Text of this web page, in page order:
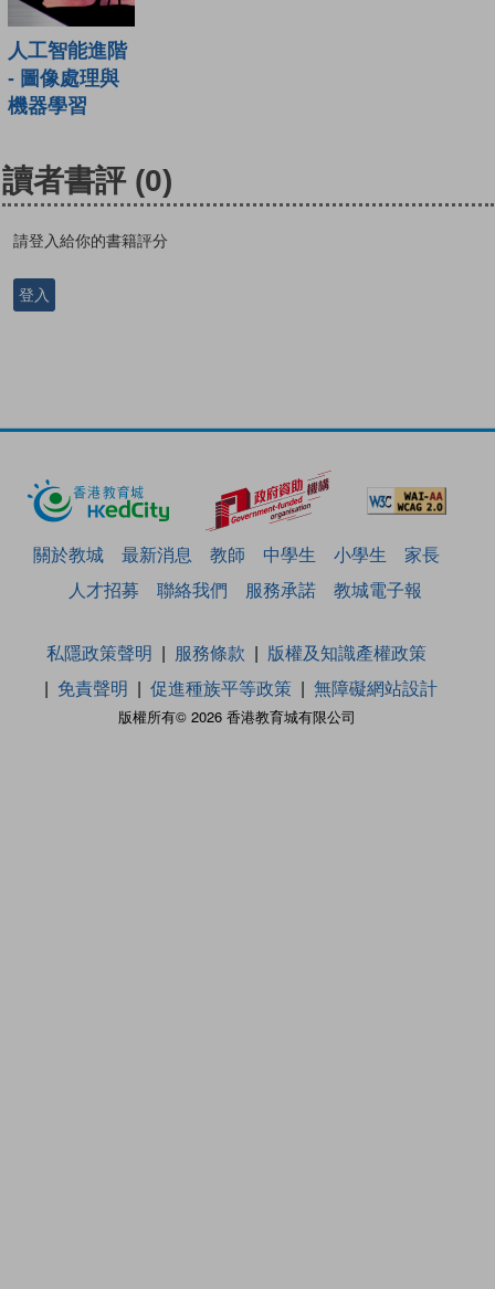
人工智能進階
- 圖像處理與
機器學習
讀者書評 (0)
請登入給你的書籍評分
登入
關於教城 最新消息 教師 中學生 小學生
家長
人才招募
聯絡我們 服務承諾 教城電子報
版權所有© 2026 香港教育城有限公司
私隱政策聲明 服務條款
版權及知識產權政策
免責聲明
促進種族平等政策 無障礙網站設計